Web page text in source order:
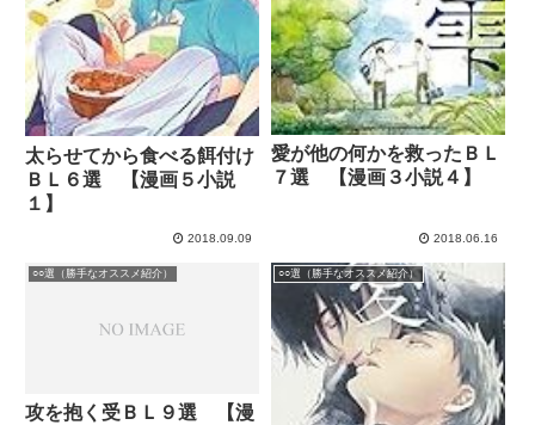
太らせてから食べる餌付け
ＢＬ６選 【漫画５小説
１】
2018.09.09
愛が他の何かを救ったＢＬ
７選 【漫画３小説４】
2018.06.16
○○選（勝手なオススメ紹介）
攻を抱く受ＢＬ９選 【漫
○○選（勝手なオススメ紹介）